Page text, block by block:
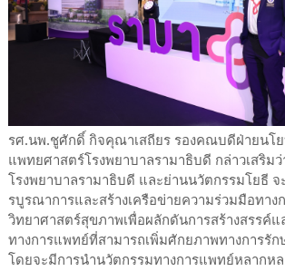
รศ.นพ.ชูศักดิ์ กิจคุณาเสถียร รองคณบดีฝ่ายนโ
แพทยศาสตร์โรงพยาบาลรามาธิบดี กล่าวเสริมว่
โรงพยาบาลรามาธิบดี และย่านนวัตกรรมโยธี จ
รบูรณาการและสร้างเครือข่ายความร่วมมือทาง
วิทยาศาสตร์สุขภาพเพื่อผลักดันการสร้างสรรค์
ทางการแพทย์ที่สามารถเพิ่มศักยภาพทางการรั
โดยจะมีการนำนวัตกรรมทางการแพทย์หลากหล